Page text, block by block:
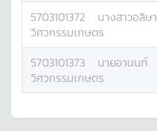
5703101372 นางสาวอลิษา
วิศวกรรมเกษตร
5703101373 นายอานนท์
วิศวกรรมเกษตร